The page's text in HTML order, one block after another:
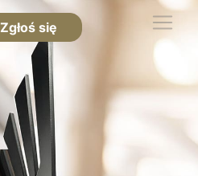
Zgłoś się